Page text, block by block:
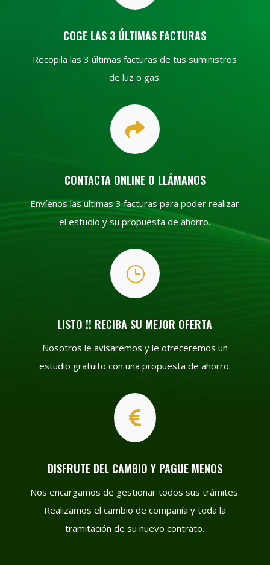
COGE LAS 3 ÚLTIMAS FACTURAS
Recopila las 3 últimas facturas de tus suministros
de luz o gas.

CONTACTA ONLINE O LLÁMANOS
Envíenos las ultimas 3 facturas para poder realizar
el estudio y su propuesta de ahorro.
}
LISTO !! RECIBA SU MEJOR OFERTA
Nosotros le avisaremos y le ofreceremos un
estudio gratuito con una propuesta de ahorro.

DISFRUTE DEL CAMBIO Y PAGUE MENOS
Nos encargamos de gestionar todos sus trámites.
Realizamos el cambio de compañía y toda la
tramitación de su nuevo contrato.